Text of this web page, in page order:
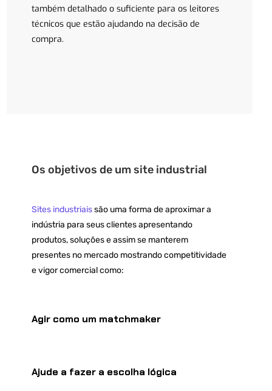
também detalhado o suficiente para os leitores
técnicos que estão ajudando na decisão de
compra.
Os objetivos de um site industrial
Sites industriaissão uma forma de aproximar a
indústria para seus clientes apresentando
produtos, soluções e assim se manterem
presentes no mercado mostrando competitividade
e vigor comercial como:
Agir como um matchmaker
Ajude a fazer a escolha lógica